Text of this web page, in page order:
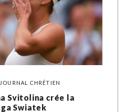
CHRÉTIEN
Svitolina crée la
Swiatek